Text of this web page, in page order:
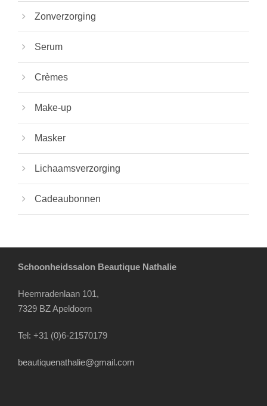
Zonverzorging
Serum
Crèmes
Make-up
Masker
Lichaamsverzorging
Cadeaubonnen
Schoonheidssalon Beautique Nathalie
Heemradenlaan 101,
7329 BZ Apeldoorn
Tel: +31 (0)6-21570179
beautiquenathalie@gmail.com